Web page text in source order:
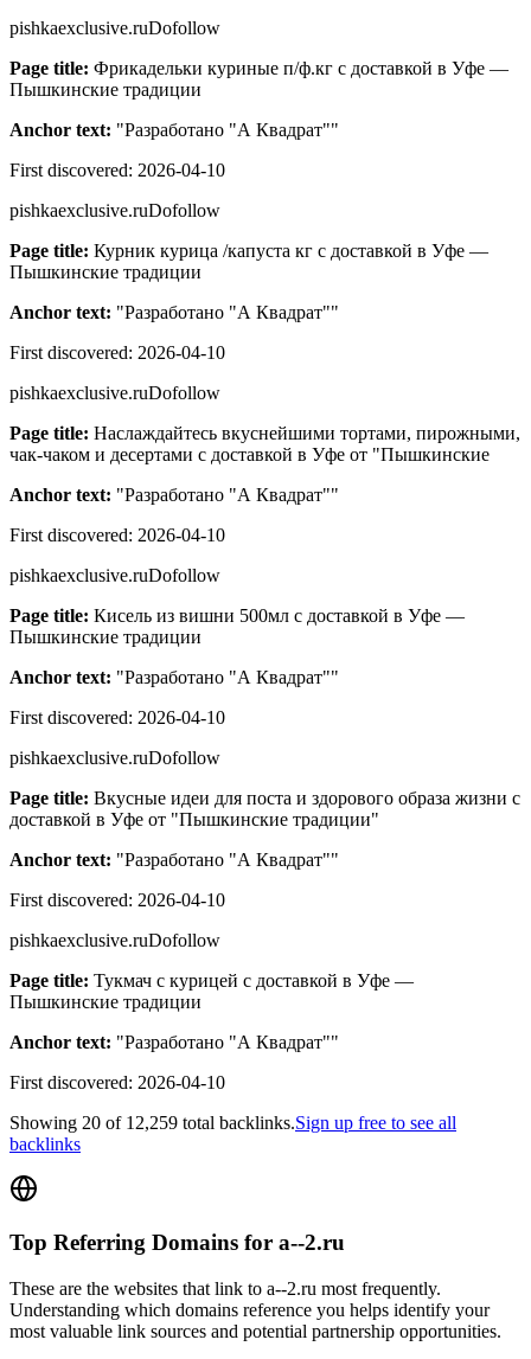
pishkaexclusive.ruDofollow
Page title: Фрикадельки куриные п/ф.кг с доставкой в Уфе —
Пышкинские традиции
Anchor text: "Разработано "А Квадрат""
First discovered: 2026-04-10
pishkaexclusive.ruDofollow
Page title: Курник курица /капуста кг с доставкой в Уфе —
Пышкинские традиции
Anchor text: "Разработано "А Квадрат""
First discovered: 2026-04-10
pishkaexclusive.ruDofollow
Page title: Наслаждайтесь вкуснейшими тортами, пирожными,
чак-чаком и десертами с доставкой в Уфе от "Пышкинские
Anchor text: "Разработано "А Квадрат""
First discovered: 2026-04-10
pishkaexclusive.ruDofollow
Page title: Кисель из вишни 500мл с доставкой в Уфе —
Пышкинские традиции
Anchor text: "Разработано "А Квадрат""
First discovered: 2026-04-10
pishkaexclusive.ruDofollow
Page title: Вкусные идеи для поста и здорового образа жизни с
доставкой в Уфе от "Пышкинские традиции"
Anchor text: "Разработано "А Квадрат""
First discovered: 2026-04-10
pishkaexclusive.ruDofollow
Page title: Тукмач с курицей с доставкой в Уфе —
Пышкинские традиции
Anchor text: "Разработано "А Квадрат""
First discovered: 2026-04-10
Showing 20 of 12,259 total backlinks.Sign up free to see all
backlinks
Top Referring Domains for a--2.ru
These are the websites that link to a--2.ru most frequently.
Understanding which domains reference you helps identify your
most valuable link sources and potential partnership opportunities.